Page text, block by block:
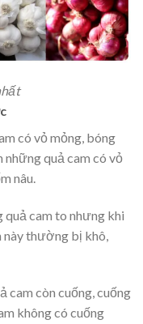
có vỏ mỏng, bóng
quả cam có vỏ
nâu.
quả cam to nhưng khi
này thường bị khô,
cam còn cuống, cuống
không có cuống